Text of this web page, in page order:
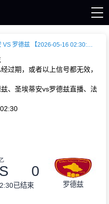
圣埃蒂安 VS 罗德兹 【2026-05-16 02:30:00】
过期，或者以上信号都无效，
、圣埃蒂安vs罗德兹直播、法
0
已结束 罗德兹